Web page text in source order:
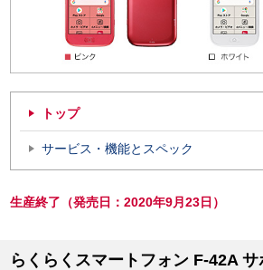
トップ
サービス・機能とスペック
生産終了（発売日：2020年9月23日）
らくらくスマートフォン F-42A